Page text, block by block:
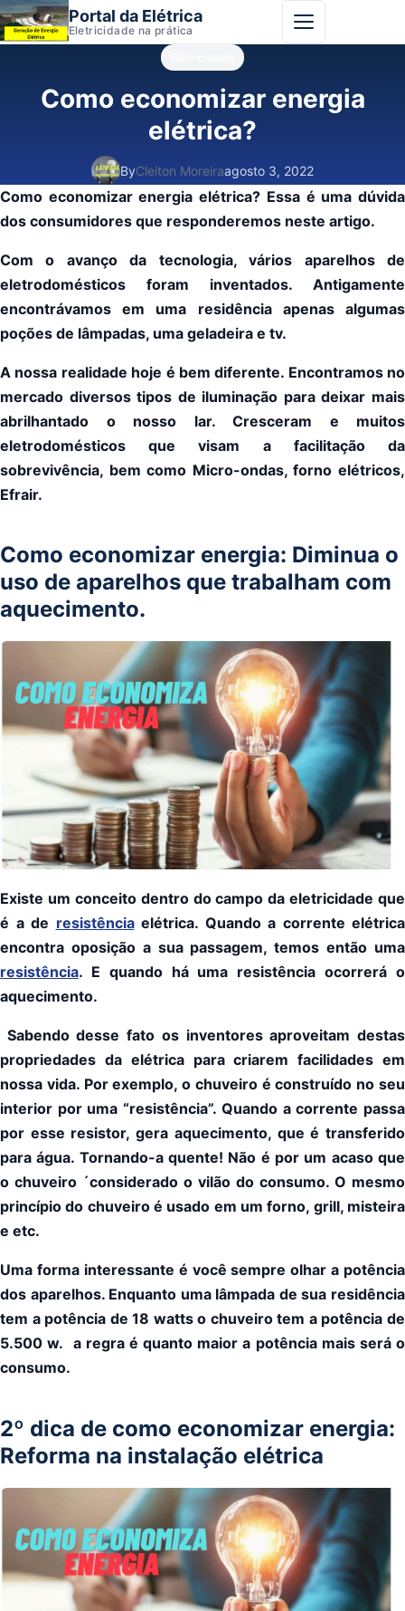
Portal da Elétrica
Eletricidade na prática Abrir menu
Como economizar energia
elétrica?
ByCleiton Moreiraagosto 3, 2022
Como economizar energia elétrica? Essa é uma dúvida
dos consumidores que responderemos neste artigo.
Com o avanço da tecnologia, vários aparelhos de
eletrodomésticos foram inventados. Antigamente
encontrávamos em uma residência apenas algumas
poções de lâmpadas, uma geladeira e tv.
A nossa realidade hoje é bem diferente. Encontramos no
mercado diversos tipos de iluminação para deixar mais
abrilhantado o nosso lar. Cresceram e muitos
eletrodomésticos que visam a facilitação da
sobrevivência, bem como Micro-ondas, forno elétricos,
Efrair.
Como economizar energia: Diminua o
uso de aparelhos que trabalham com
aquecimento.
Existe um conceito dentro do campo da eletricidade que
é a de resistênciaelétrica. Quando a corrente elétrica
encontra oposição a sua passagem, temos então uma
resistência. E quando há uma resistência ocorrerá o
aquecimento.
Sabendo desse fato os inventores aproveitam destas
propriedades da elétrica para criarem facilidades em
nossa vida. Por exemplo, o chuveiro é construído no seu
interior por uma “resistência”. Quando a corrente passa
por esse resistor, gera aquecimento, que é transferido
para água. Tornando-a quente! Não é por um acaso que
o chuveiro ´considerado o vilão do consumo. O mesmo
princípio do chuveiro é usado em um forno, grill, misteira
e etc.
Uma forma interessante é você sempre olhar a potência
dos aparelhos. Enquanto uma lâmpada de sua residência
tem a potência de 18 watts o chuveiro tem a potência de
5.500 w. a regra é quanto maior a potência mais será o
consumo.
2º dica de como economizar energia:
Reforma na instalação elétrica